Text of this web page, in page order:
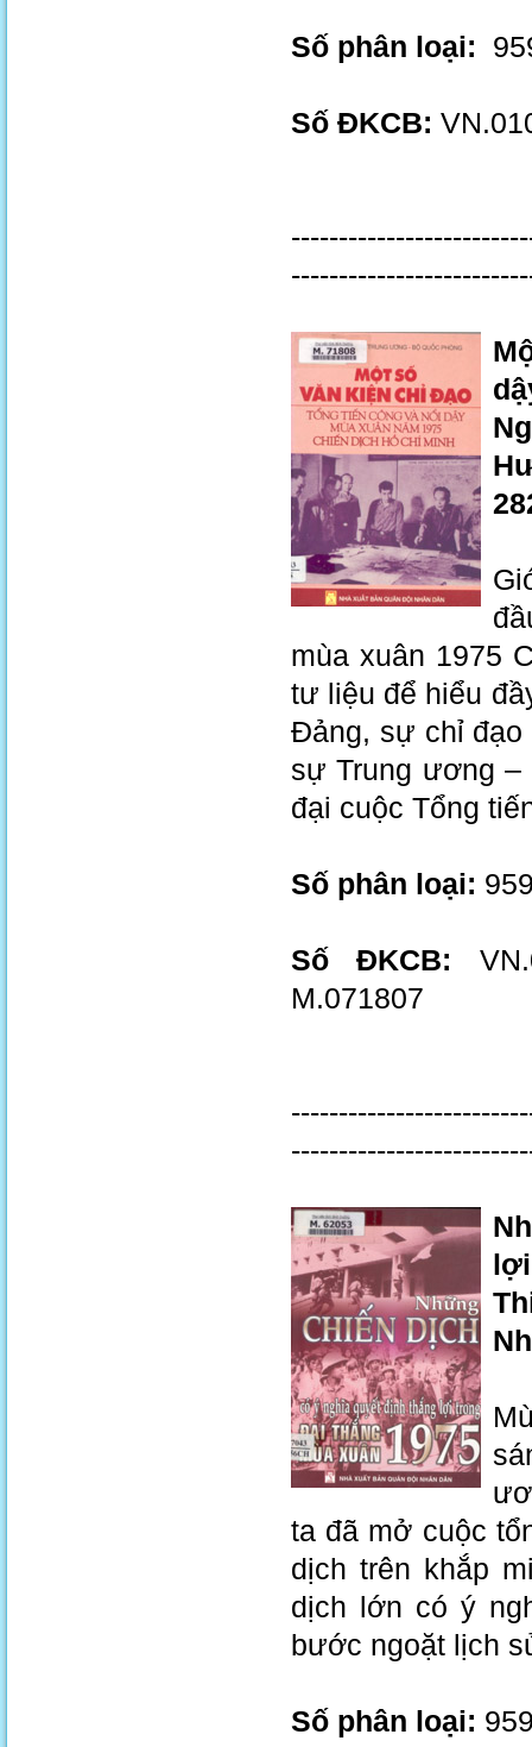
Số phân loại:
Số ĐKCB:
mùa xuân 1975
tư liệu để hiểu
Đảng, sự chỉ đạo
sự Trung ương –
đại cuộc Tổng
Số phân loại:
Số ĐKCB:
M.071807
ta đã mở cuộc
dịch trên khắp
dịch lớn có ý
bước ngoặt lịch
Số phân loại: